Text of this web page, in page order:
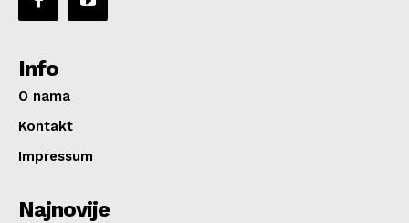
Info
O nama
Kontakt
Impressum
Najnovije